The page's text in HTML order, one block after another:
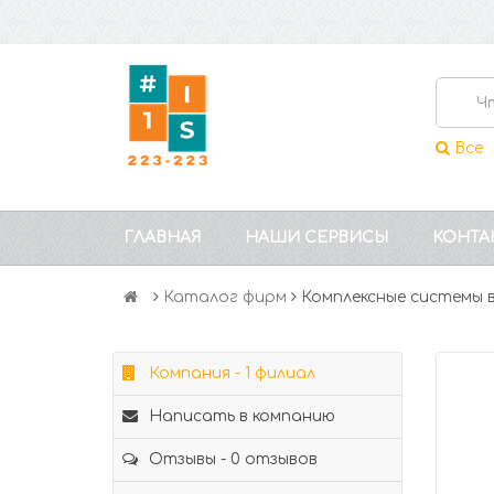
Все
ГЛАВНАЯ НАШИ СЕРВИСЫ
Каталог фирм Комплексные
Компания - 1 филиал
Написать в компанию
Отзывы - 0 отзывов